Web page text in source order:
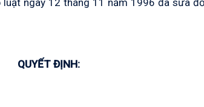
luật ngày 12 tháng 11 năm 1996 đã sửa
QUYẾT ĐỊNH: